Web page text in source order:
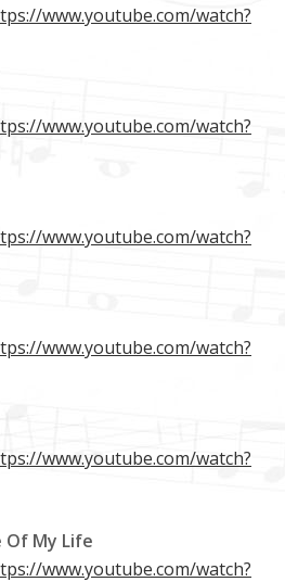
www.youtube.com/watch?
www.youtube.com/watch?
www.youtube.com/watch?
www.youtube.com/watch?
www.youtube.com/watch?
Of My Life
www.youtube.com/watch?